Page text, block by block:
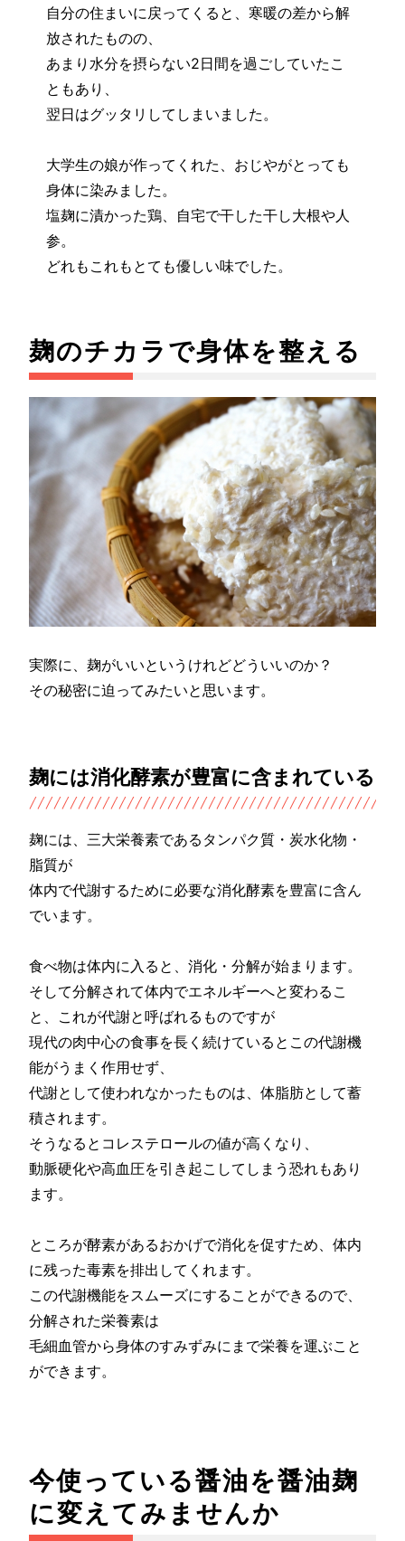
自分の住まいに戻ってくると、寒暖の差から解
放されたものの、
あまり水分を摂らない2日間を過ごしていたこ
ともあり、
翌日はグッタリしてしまいました。
大学生の娘が作ってくれた、おじやがとっても
身体に染みました。
塩麹に漬かった鶏、自宅で干した干し大根や人
参。
どれもこれもとても優しい味でした。
麹のチカラで身体を整える
実際に、麹がいいというけれどどういいのか？
その秘密に迫ってみたいと思います。
麹には消化酵素が豊富に含まれている
麹には、三大栄養素であるタンパク質・炭水化物・
脂質が
体内で代謝するために必要な消化酵素を豊富に含ん
でいます。
食べ物は体内に入ると、消化・分解が始まります。
そして分解されて体内でエネルギーへと変わるこ
と、これが代謝と呼ばれるものですが
現代の肉中心の食事を長く続けているとこの代謝機
能がうまく作用せず、
代謝として使われなかったものは、体脂肪として蓄
積されます。
そうなるとコレステロールの値が高くなり、
動脈硬化や高血圧を引き起こしてしまう恐れもあり
ます。
ところが酵素があるおかげで消化を促すため、体内
に残った毒素を排出してくれます。
この代謝機能をスムーズにすることができるので、
分解された栄養素は
毛細血管から身体のすみずみにまで栄養を運ぶこと
ができます。
今使っている醤油を醤油麹
に変えてみませんか